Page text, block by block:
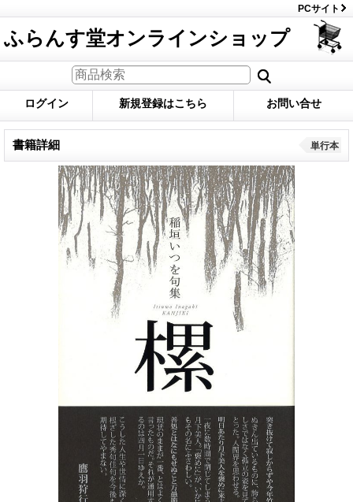
PCサイト
ふらんす堂オンラインショップ
ログイン 新規登録はこちら お問い合せ
書籍詳細 単行本